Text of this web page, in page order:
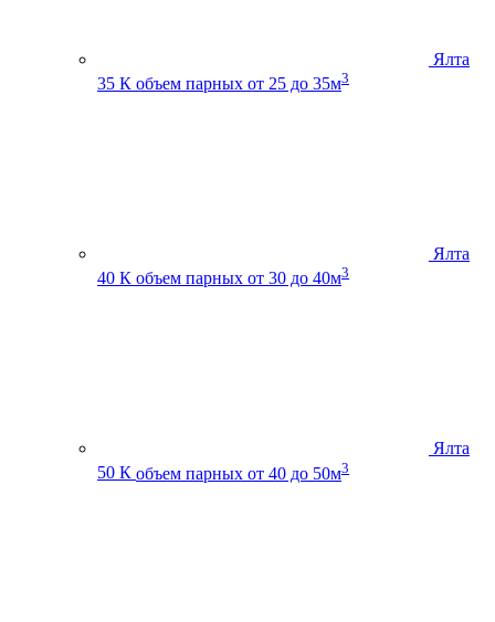
Ялта
35 К объем парных от 25 до 35м3
Ялта
40 К объем парных от 30 до 40м3
Ялта
50 К объем парных от 40 до 50м3